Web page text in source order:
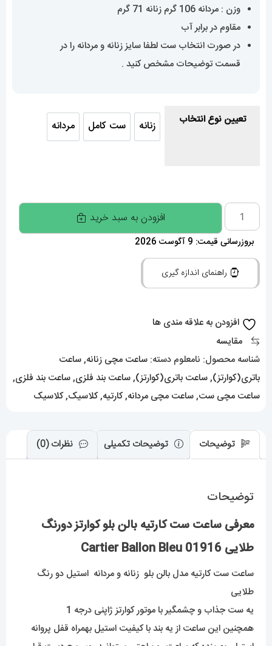
وزن : مردانه 106 گرم زنانه 71 گرم
مقاوم در برابر آب
در صورت انتخاب ست لطفا سایز زنانه و مردانه را در
قسمت توضیحات مشخص کنید .
تعیین نوع انتخاب زنانه ست کامل
ست کامل مردانه
ساعت
ست
کارتیه
بالن
بلو
دورنگ
طلایی
01916
Cartier
Ballon
عدد
افزودن به سبد خرید
بروزرسانی قیمت: 9 آگوست 2026
راهنمای اندازه گیری
افزودن به علاقه مندی ها
مقایسه
شناسه محصول: نامعلوم دسته: ساعت مچی زنانه,ساعت
باتری(کوارتز),ساعت باتری(کوارتز),ساعت بند فلزی,ساعت بند فلزی,
ساعت مچی ست,ساعت مچی مردانه,کارتیه,کلاسیک,کلاسیک
توضیحات توضیحات تکمیلی نظرات (0)
توضیحات
معرفی ساعت ست کارتیه بالن بلو کوارتز دورنگ
طلایی 01916 Cartier Ballon Bleu
ساعت ست کارتیه مدل بالن بلو زنانه و مردانه استیل دو رنگ
طلایی
یه ست جذاب و چشمگیر با موتور کوارتز ژاپنی درجه 1
همچنین این ساعت از یه بند با کیفیت استیل بهمراه قفل پروانه